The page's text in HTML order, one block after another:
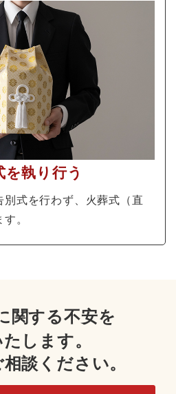
を執り行う
式を行わず、火葬式（直
。
関する不安を
します。
談ください。